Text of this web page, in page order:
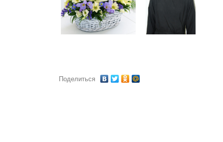
Поделиться